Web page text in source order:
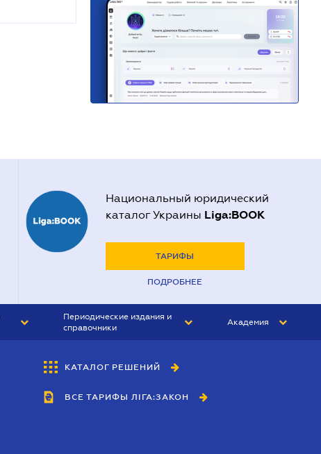
Национальный юридический
каталог Украины Liga:BOOK
ТАРИФЫ
ПОДРОБНЕЕ
Периодические издания и
справочники
БУХГАЛТЕР&ЗАКОН
ВЕСТНИК МСФО
Академия
КАТАЛОГ РЕШЕНИЙ
ВСЕ ТАРИФЫ ЛІГА:ЗАКОН